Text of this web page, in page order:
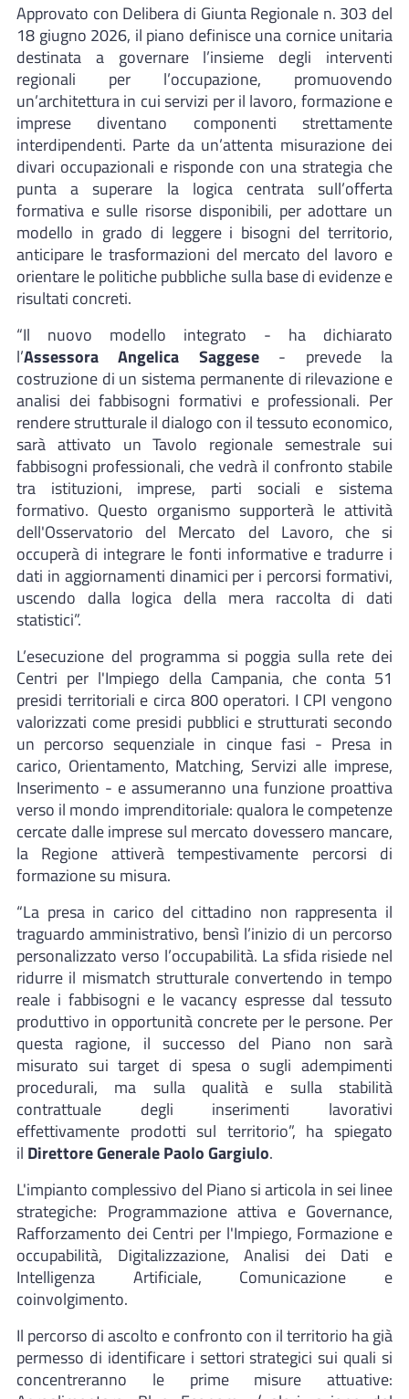
Approvato con Delibera di Giunta Regionale n. 303 del
18 giugno 2026, il piano definisce una cornice unitaria
destinata a governare l’insieme degli interventi
regionali per l’occupazione, promuovendo
un’architettura in cui servizi per il lavoro, formazione e
imprese diventano componenti strettamente
interdipendenti. Parte da un’attenta misurazione dei
divari occupazionali e risponde con una strategia che
punta a superare la logica centrata sull’offerta
formativa e sulle risorse disponibili, per adottare un
modello in grado di leggere i bisogni del territorio,
anticipare le trasformazioni del mercato del lavoro e
orientare le politiche pubbliche sulla base di evidenze e
risultati concreti.
“Il nuovo modello integrato - ha dichiarato
l’Assessora Angelica Saggese- prevede la
costruzione di un sistema permanente di rilevazione e
analisi dei fabbisogni formativi e professionali. Per
rendere strutturale il dialogo con il tessuto economico,
sarà attivato un Tavolo regionale semestrale sui
fabbisogni professionali, che vedrà il confronto stabile
tra istituzioni, imprese, parti sociali e sistema
formativo. Questo organismo supporterà le attività
dell'Osservatorio del Mercato del Lavoro, che si
occuperà di integrare le fonti informative e tradurre i
dati in aggiornamenti dinamici per i percorsi formativi,
uscendo dalla logica della mera raccolta di dati
statistici”.
L’esecuzione del programma si poggia sulla rete dei
Centri per l'Impiego della Campania, che conta 51
presidi territoriali e circa 800 operatori. I CPI vengono
valorizzati come presidi pubblici e strutturati secondo
un percorso sequenziale in cinque fasi - Presa in
carico, Orientamento, Matching, Servizi alle imprese,
Inserimento - e assumeranno una funzione proattiva
verso il mondo imprenditoriale: qualora le competenze
cercate dalle imprese sul mercato dovessero mancare,
la Regione attiverà tempestivamente percorsi di
formazione su misura.
“La presa in carico del cittadino non rappresenta il
traguardo amministrativo, bensì l’inizio di un percorso
personalizzato verso l’occupabilità. La sfida risiede nel
ridurre il mismatch strutturale convertendo in tempo
reale i fabbisogni e le vacancy espresse dal tessuto
produttivo in opportunità concrete per le persone. Per
questa ragione, il successo del Piano non sarà
misurato sui target di spesa o sugli adempimenti
procedurali, ma sulla qualità e sulla stabilità
contrattuale degli inserimenti lavorativi
effettivamente prodotti sul territorio”, ha spiegato
il Direttore Generale Paolo Gargiulo.
L'impianto complessivo del Piano si articola in sei linee
strategiche: Programmazione attiva e Governance,
Rafforzamento dei Centri per l'Impiego, Formazione e
occupabilità, Digitalizzazione, Analisi dei Dati e
Intelligenza Artificiale, Comunicazione e
coinvolgimento.
Il percorso di ascolto e confronto con il territorio ha già
permesso di identificare i settori strategici sui quali si
concentreranno le prime misure attuative: